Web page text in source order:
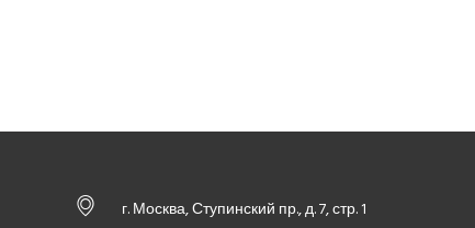
г. Москва, Ступинский пр., д. 7, стр. 1